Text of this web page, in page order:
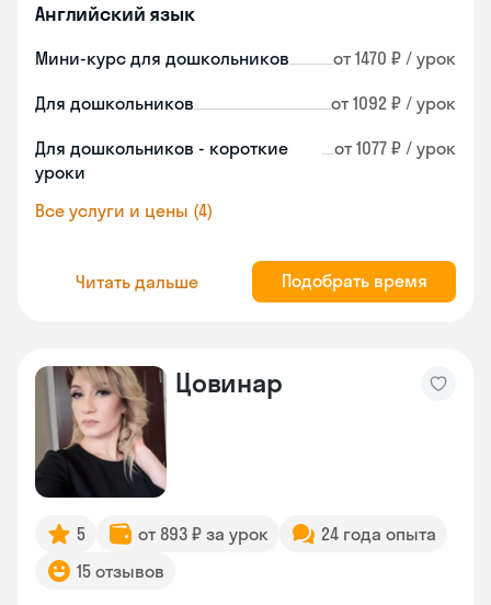
Английский язык
Мини-курс для дошкольников от 1470 ₽ / урок
Для дошкольников от 1092 ₽ / урок
Для дошкольников - короткие
уроки
от 1077 ₽ / урок
Все услуги и цены (4)
Читать дальше Подобрать время
Цовинар
5 от 893 ₽ за урок
24 года опыта
15 отзывов